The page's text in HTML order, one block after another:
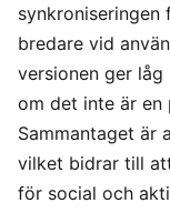
bredare vid
versionen ger låg
om det inte är en
Sammantaget är
vilket bidrar till
för social och